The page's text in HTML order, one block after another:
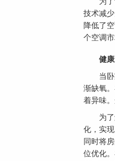
技术减
降低了
个空调
健
当卧室
渐缺氧
着异味
为了解
化，实
同时将
位优化